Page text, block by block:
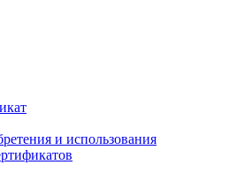
и использования